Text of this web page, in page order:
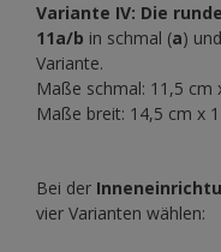
Variante IV: Die
11a/b in schmal (a)
Variante.
Maße schmal: 11,5 cm
Maße breit: 14,5 cm x
Bei der
vier Varianten wählen: